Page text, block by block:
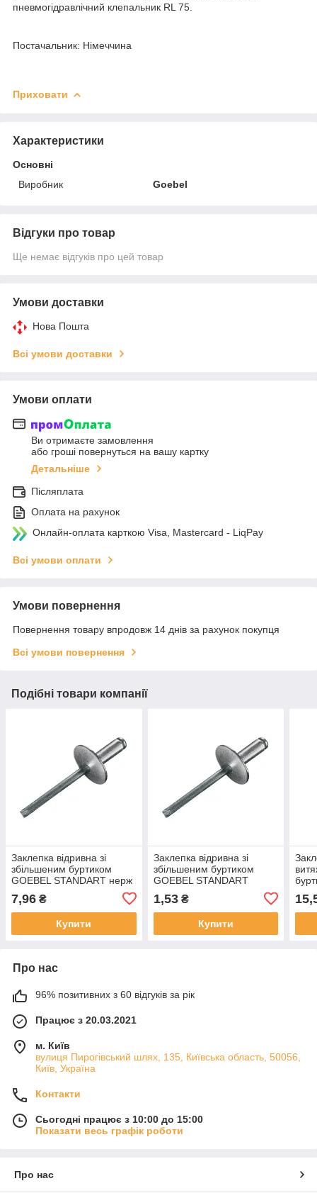
пневмогідравлічний клепальник RL 75.
Постачальник: Німеччина
Приховати
Характеристики
Основні
Виробник
Goebel
Відгуки про товар
Ще немає відгуків про цей товар
Умови доставки
Нова Пошта
Всі умови доставки
Умови оплати
Ви отримаєте замовлення
або гроші повернуться на вашу картку
Детальніше
Післяплата
Оплата на рахунок
Онлайн-оплата карткою Visa, Mastercard - LiqPay
Всі умови оплати
Умови повернення
Повернення товару впродовж 14 днів за рахунок покупця
Всі умови повернення
Подібні товари компанії
Заклепка відривна зі
збільшеним буртиком
GOEBEL STANDART нерж
4.0х8.0 мм/2.5-4.5 мм
7,96 ₴
Купити
Заклепка відривна зі
збільшеним буртиком
GOEBEL STANDART
мм/1.0-3.5 мм
1,53₴
Купити
А2
Про нас
96% позитивних з 60 відгуків за рік
Працює з 20.03.2021
м. Київ
вулиця Пирогівський шлях, 135, Київська область, 50056,
Київ, Україна
Контакти
Сьогодні працює з 10:00 до 15:00
Показати весь графік роботи
Про нас